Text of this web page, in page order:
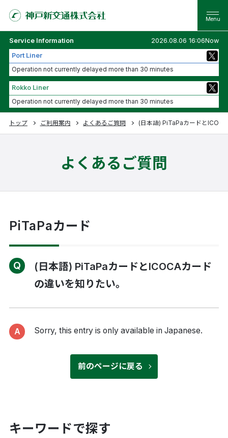
Service Information
2026.08.06 16:06Now
Port Liner
Operation not currently delayed more than 30 minutes
Rokko Liner
Operation not currently delayed more than 30 minutes
トップ ご利用案内 よくあるご質問 (日本語) PiTaPaカードと
よくあるご質問
PiTaPaカード
(日本語) PiTaPaカードとICOCAカード
の違いを知りたい。
Sorry, this entry is only available inJapanese.
前のページに戻る
キーワードで探す